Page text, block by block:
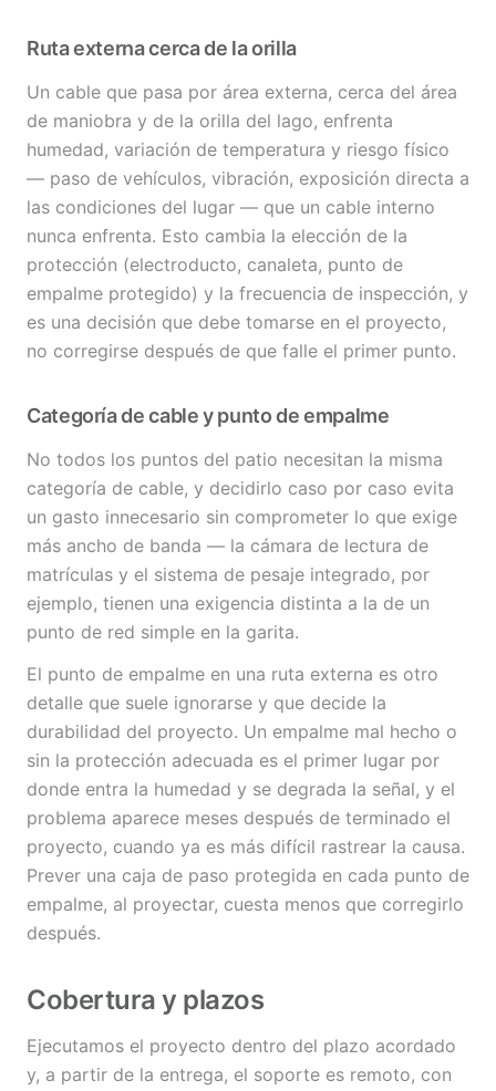
Ruta externa cerca de la orilla
Un cable que pasa por área externa, cerca del área
de maniobra y de la orilla del lago, enfrenta
humedad, variación de temperatura y riesgo físico
— paso de vehículos, vibración, exposición directa a
las condiciones del lugar — que un cable interno
nunca enfrenta. Esto cambia la elección de la
protección (electroducto, canaleta, punto de
empalme protegido) y la frecuencia de inspección, y
es una decisión que debe tomarse en el proyecto,
no corregirse después de que falle el primer punto.
Categoría de cable y punto de empalme
No todos los puntos del patio necesitan la misma
categoría de cable, y decidirlo caso por caso evita
un gasto innecesario sin comprometer lo que exige
más ancho de banda — la cámara de lectura de
matrículas y el sistema de pesaje integrado, por
ejemplo, tienen una exigencia distinta a la de un
punto de red simple en la garita.
El punto de empalme en una ruta externa es otro
detalle que suele ignorarse y que decide la
durabilidad del proyecto. Un empalme mal hecho o
sin la protección adecuada es el primer lugar por
donde entra la humedad y se degrada la señal, y el
problema aparece meses después de terminado el
proyecto, cuando ya es más difícil rastrear la causa.
Prever una caja de paso protegida en cada punto de
empalme, al proyectar, cuesta menos que corregirlo
después.
Cobertura y plazos
Ejecutamos el proyecto dentro del plazo acordado
y, a partir de la entrega, el soporte es remoto, con